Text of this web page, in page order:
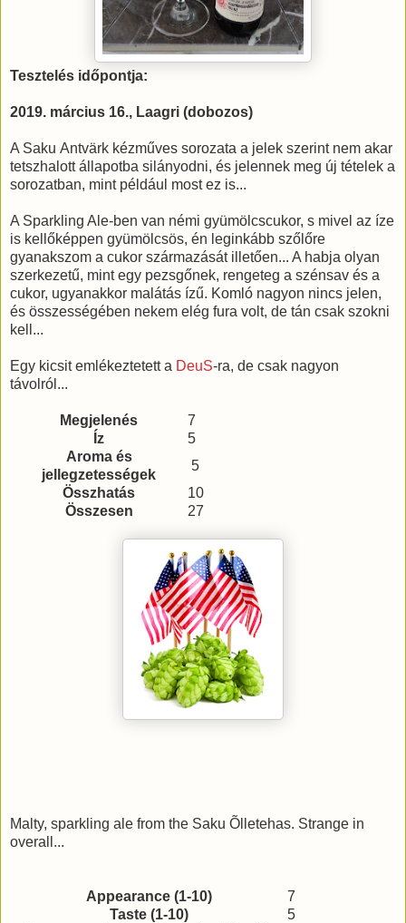
Tesztelés időpontja:
2019. március 16., Laagri (dobozos)
A Saku Antvärk kézműves sorozata a jelek szerint nem akar
tetszhalott állapotba silányodni, és jelennek meg új tételek a
sorozatban, mint például most ez is...
A Sparkling Ale-ben van némi gyümölcscukor, s mivel az íze
is kellőképpen gyümölcsös, én leginkább szőlőre
gyanakszom a cukor származását illetően... A habja olyan
szerkezetű, mint egy pezsgőnek, rengeteg a szénsav és a
cukor, ugyanakkor malátás ízű. Komló nagyon nincs jelen,
és összességében nekem elég fura volt, de tán csak szokni
kell...
Egy kicsit emlékeztetett a DeuS-ra, de csak nagyon
távolról...
Megjelenés
7
Íz
5
Aroma és
jellegzetességek
5
Összhatás
10
Összesen
27
Malty, sparkling ale from the Saku Õlletehas. Strange in
overall...
Appearance (1-10)
7
Taste (1-10)
5